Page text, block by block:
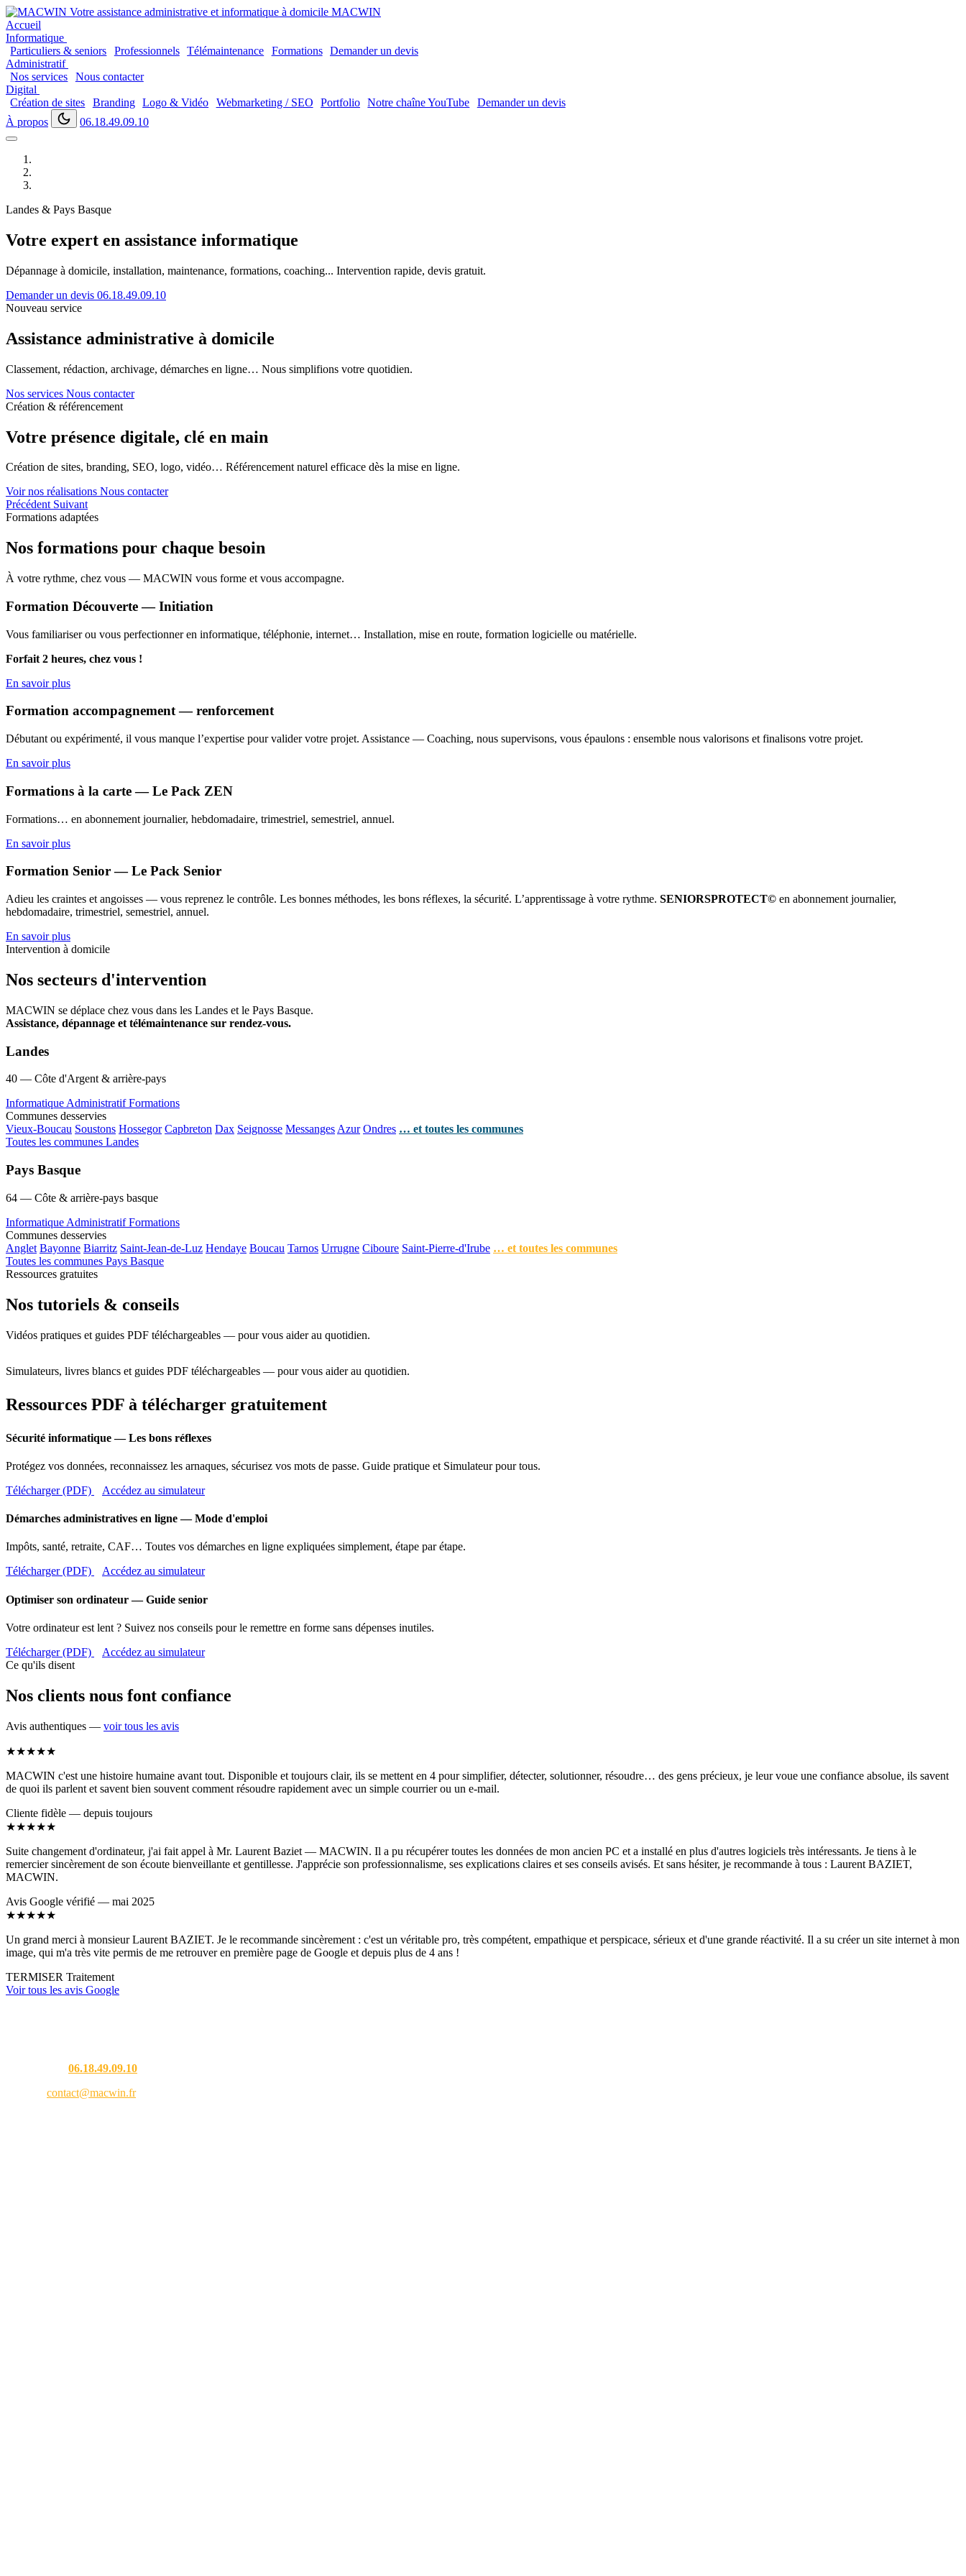
MACWIN
Accueil
Informatique
Particuliers & seniors
Professionnels Télémaintenance Formations
Demander un devis
Administratif
Nos services
Nous contacter
Digital
Création de sites
Branding Logo & Vidéo Webmarketing / SEO Portfolio Notre chaîne YouTube
Demander un devis
À propos
06.18.49.09.10
Landes & Pays Basque
Votre expert en assistance informatique
Dépannage à domicile, installation, maintenance, formations, coaching... Intervention rapide, devis gratuit.
Demander un devis 06.18.49.09.10
Nouveau service
Assistance administrative à domicile
Classement, rédaction, archivage, démarches en ligne… Nous simplifions votre quotidien.
Nos services Nous contacter
Création & référencement
Votre présence digitale, clé en main
Création de sites, branding, SEO, logo, vidéo… Référencement naturel efficace dès la mise en ligne.
Voir nos réalisations Nous contacter
Précédent Suivant
Formations adaptées
Nos formations pour chaque besoin
À votre rythme, chez vous — MACWIN vous forme et vous accompagne.
Formation Découverte — Initiation
Vous familiariser ou vous perfectionner en informatique, téléphonie, internet… Installation, mise en route, formation logicielle ou matérielle.
Forfait 2 heures, chez vous !
En savoir plus
Formation accompagnement — renforcement
Débutant ou expérimenté, il vous manque l’expertise pour valider votre projet. Assistance — Coaching, nous supervisons, vous épaulons : ensemble nous valorisons et finalisons votre projet.
En savoir plus
Formations à la carte — Le Pack ZEN
Formations… en abonnement journalier, hebdomadaire, trimestriel, semestriel, annuel.
En savoir plus
Formation Senior — Le Pack Senior
Adieu les craintes et angoisses — vous reprenez le contrôle. Les bonnes méthodes, les bons réflexes, la sécurité. L’apprentissage à votre rythme. SENIORSPROTECT© en abonnement journalier,
hebdomadaire, trimestriel, semestriel, annuel.
En savoir plus
Intervention à domicile
Nos secteurs d'intervention
MACWIN se déplace chez vous dans les Landes et le Pays Basque.
Assistance, dépannage et télémaintenance sur rendez-vous.
Landes
40 — Côte d'Argent & arrière-pays
Informatique AdministratifFormations
Communes desservies
Vieux-Boucau Soustons Hossegor Capbreton Dax Seignosse Messanges Azur Ondres … et toutes les communes
Toutes les communes Landes
Pays Basque
64 — Côte & arrière-pays basque
Informatique AdministratifFormations
Communes desservies
Anglet Bayonne Biarritz Saint-Jean-de-Luz Hendaye Boucau Tarnos Urrugne Ciboure Saint-Pierre-d'Irube … et toutes les communes
Toutes les communes Pays Basque
Ressources gratuites
Nos tutoriels & conseils
Vidéos pratiques et guides PDF téléchargeables — pour vous aider au quotidien.
Simulateurs, livres blancs et guides PDF téléchargeables — pour vous aider au quotidien.
Ressources PDF à télécharger gratuitement
Sécurité informatique — Les bons réflexes
Protégez vos données, reconnaissez les arnaques, sécurisez vos mots de passe. Guide pratique et Simulateur pour tous.
Télécharger (PDF)
Accédez au simulateur
Démarches administratives en ligne — Mode d'emploi
Impôts, santé, retraite, CAF… Toutes vos démarches en ligne expliquées simplement, étape par étape.
Télécharger (PDF)
Accédez au simulateur
Optimiser son ordinateur — Guide senior
Votre ordinateur est lent ? Suivez nos conseils pour le remettre en forme sans dépenses inutiles.
Télécharger (PDF)
Accédez au simulateur
Ce qu'ils disent
Nos clients nous font confiance
Avis authentiques — voir tous les avis
★★★★★
MACWIN c'est une histoire humaine avant tout. Disponible et toujours clair, ils se mettent en 4 pour simplifier, détecter, solutionner, résoudre… des gens précieux, je leur voue une confiance absolue, ils savent
de quoi ils parlent et savent bien souvent comment résoudre rapidement avec un simple courrier ou un e-mail.
Cliente fidèle — depuis toujours
★★★★★
Suite changement d'ordinateur, j'ai fait appel à Mr. Laurent Baziet — MACWIN. Il a pu récupérer toutes les données de mon ancien PC et a installé en plus d'autres logiciels très intéressants. Je tiens à le
remercier sincèrement de son écoute bienveillante et gentillesse. J'apprécie son professionnalisme, ses explications claires et ses conseils avisés. Et sans hésiter, je recommande à tous : Laurent BAZIET,
MACWIN.
Avis Google vérifié — mai 2025
★★★★★
Un grand merci à monsieur Laurent BAZIET. Je le recommande sincèrement : c'est un véritable pro, très compétent, empathique et perspicace, sérieux et d'une grande réactivité. Il a su créer un site internet à mon
image, qui m'a très vite permis de me retrouver en première page de Google et depuis plus de 4 ans !
TERMISER Traitement
Voir tous les avis Google
06.18.49.09.10
contact@macwin.fr